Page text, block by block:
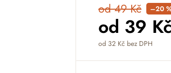
od 49 Kč –20
od 39 Kč
od 32 Kč bez DPH
Měrná cena: